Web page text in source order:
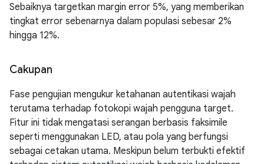
Sebaiknya targetkan margin error 5%, yang memberikan
tingkat error sebenarnya dalam populasi sebesar 2%
hingga 12%.
Cakupan
Fase pengujian mengukur ketahanan autentikasi wajah
terutama terhadap fotokopi wajah pengguna target.
Fitur ini tidak mengatasi serangan berbasis faksimile
seperti menggunakan LED, atau pola yang berfungsi
sebagai cetakan utama. Meskipun belum terbukti efektif